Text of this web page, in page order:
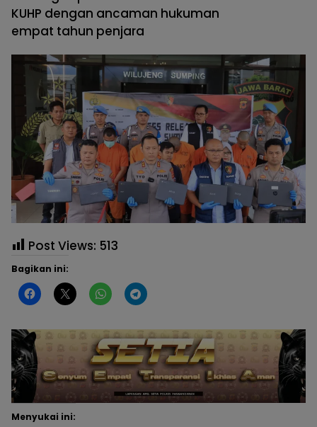
KUHP dengan ancaman hukuman
empat tahun penjara
Post Views: 513
Bagikan ini:
Menyukai ini: